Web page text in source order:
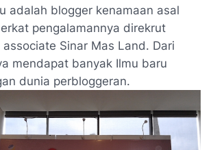
adalah blogger kenamaan asal
pengalamannya direkrut
associate Sinar Mas Land. Dari
mendapat banyak Ilmu baru
dunia perbloggeran.